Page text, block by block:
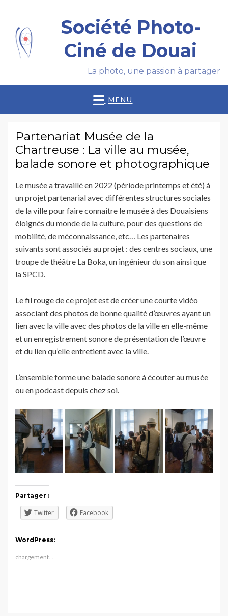
Société Photo-
Ciné de Douai
La photo, une passion à partager
MENU
Partenariat Musée de la
Chartreuse : La ville au musée,
balade sonore et photographique
Le musée a travaillé en 2022 (période printemps et été) à
un projet partenarial avec différentes structures sociales
de la ville pour faire connaitre le musée à des Douaisiens
éloignés du monde de la culture, pour des questions de
mobilité, de méconnaissance, etc… Les partenaires
suivants sont associés au projet : des centres sociaux, une
troupe de théâtre La Boka, un ingénieur du son ainsi que
la SPCD.
Le fil rouge de ce projet est de créer une courte vidéo
associant des photos de bonne qualité d’œuvres ayant un
lien avec la ville avec des photos de la ville en elle-même
et un enregistrement sonore de présentation de l’œuvre
et du lien qu’elle entretient avec la ville.
L’ensemble forme une balade sonore à écouter au musée
ou en podcast depuis chez soi.
Partager :
Twitter Facebook
WordPress:
chargement…